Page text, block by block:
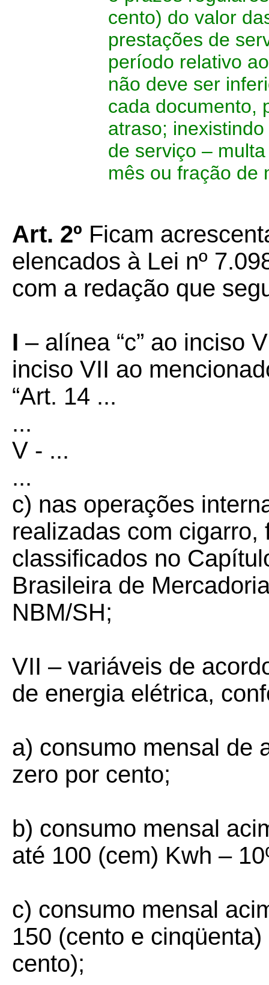
cento) do valor
prestações de
período relativo
não deve ser
cada documento,
atraso;
de serviço –
mês ou fração de
Art. 2º Ficam
elencados à Lei nº
com a redação que
I – alínea “c” ao inciso
inciso VII ao
“Art. 14 ...
...
V - ...
...
c) nas operações
realizadas com
classificados no
Brasileira de
NBM/SH;
VII – variáveis de
de energia elétrica,
a) consumo mensal de
zero por cento;
b) consumo mensal
até 100 (cem) Kwh –
c) consumo mensal
150 (cento e
cento);